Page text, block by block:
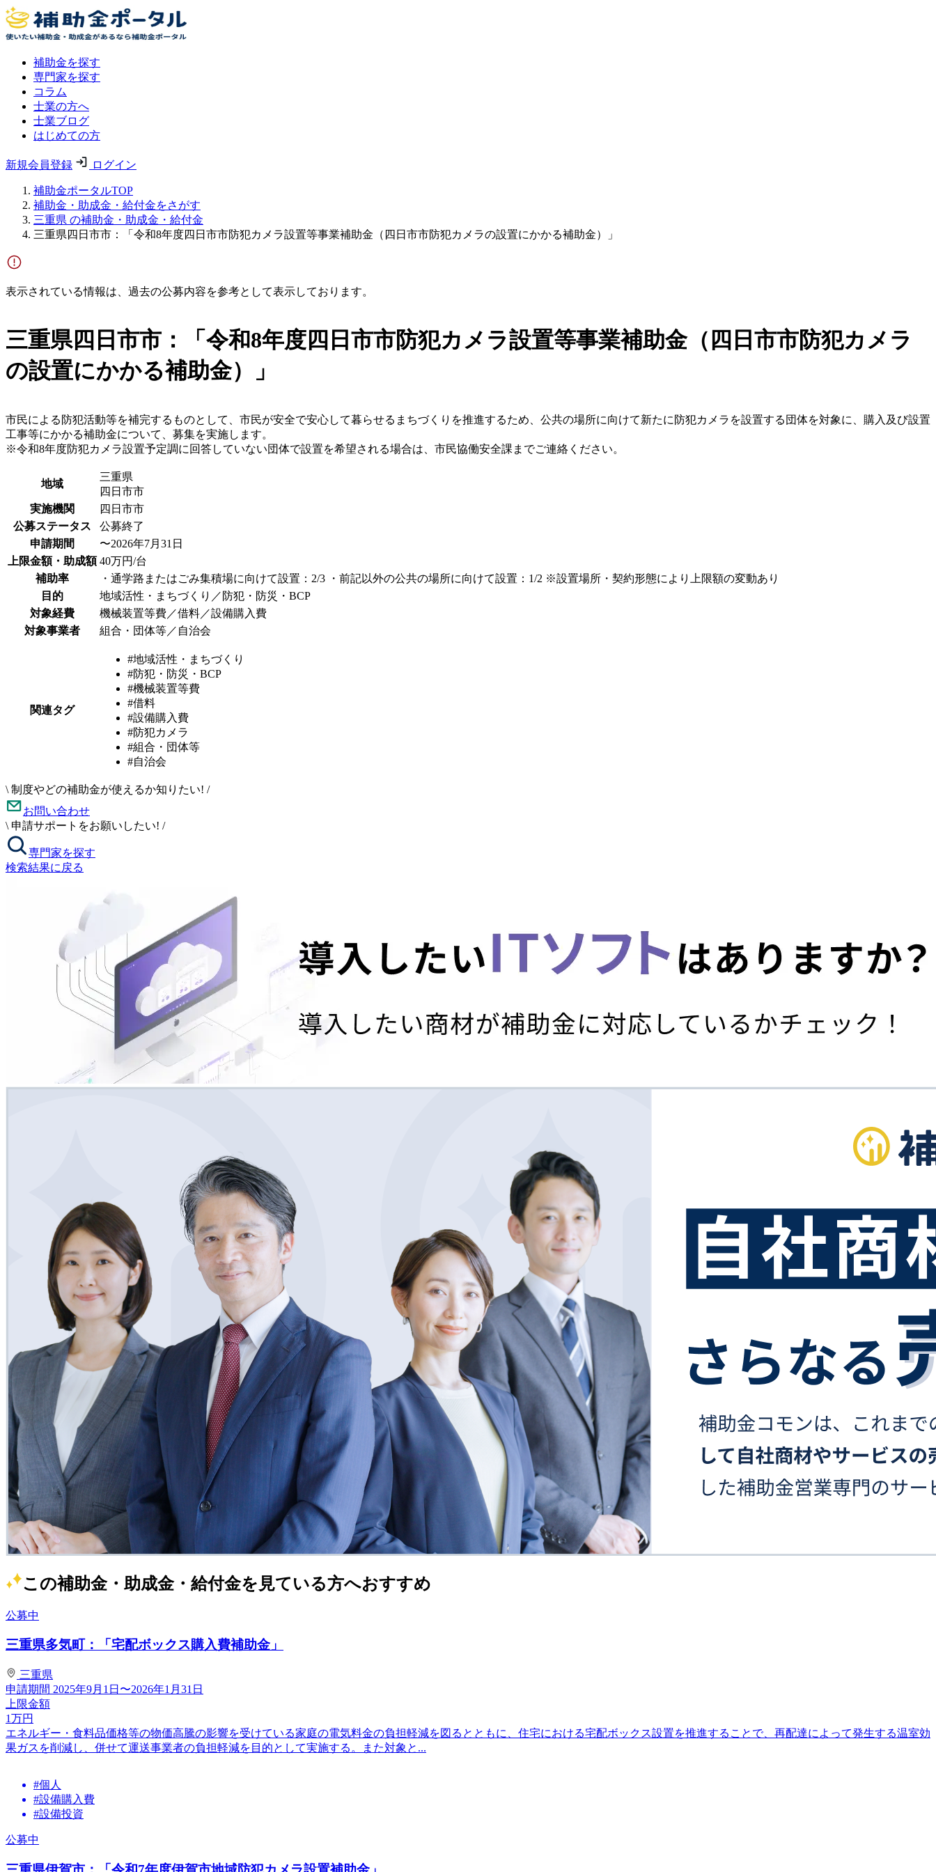
補助金を探す
専門家を探す
コラム
士業の方へ
士業ブログ
はじめての方
新規会員登録 ログイン
補助金ポータルTOP
補助金・助成金・給付金をさがす
三重県 の補助金・助成金・給付金
三重県四日市市：「令和8年度四日市市防犯カメラ設置等事業補助金（四日市市防犯カメラの設置にかかる補助金）」
表示されている情報は、過去の公募内容を参考として表示しております。
三重県四日市市：「令和8年度四日市市防犯カメラ設置等事業補助金（四日市市防犯カメラ
の設置にかかる補助金）」
市民による防犯活動等を補完するものとして、市民が安全で安心して暮らせるまちづくりを推進するため、公共の場所に向けて新たに防犯カメラを設置する団体を対象に、購入及び設置
工事等にかかる補助金について、募集を実施します。
※令和8年度防犯カメラ設置予定調に回答していない団体で設置を希望される場合は、市民協働安全課までご連絡ください。
地域
三重県
四日市市
実施機関
四日市市
公募ステータス
公募終了
申請期間
〜2026年7月31日
上限金額・助成額 40万円/台
補助率
・通学路またはごみ集積場に向けて設置：2/3 ・前記以外の公共の場所に向けて設置：1/2 ※設置場所・契約形態により上限額の変動あり
目的
地域活性・まちづくり／防犯・防災・BCP
対象経費
機械装置等費／借料／設備購入費
対象事業者
組合・団体等／自治会
関連タグ
#地域活性・まちづくり
#防犯・防災・BCP
#機械装置等費
#借料
#設備購入費
#防犯カメラ
#組合・団体等
#自治会
\ 制度やどの補助金が使えるか知りたい! /
お問い合わせ
\ 申請サポートをお願いしたい! /
専門家を探す
検索結果に戻る
この補助金・助成金・給付金を見ている方へおすすめ
公募中
三重県多気町：「宅配ボックス購入費補助金」
三重県
申請期間 2025年9月1日〜2026年1月31日
上限金額
1万円
エネルギー・食料品価格等の物価高騰の影響を受けている家庭の電気料金の負担軽減を図るとともに、住宅における宅配ボックス設置を推進することで、再配達によって発生する温室効
果ガスを削減し、併せて運送事業者の負担軽減を目的として実施する。また対象と...
#個人
#設備購入費
#設備投資
公募中